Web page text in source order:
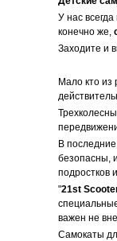
У нас
конечно же,
Заходите и
Мало кто из
В
безопасны,
подростков
"21st
важен не
Самокаты